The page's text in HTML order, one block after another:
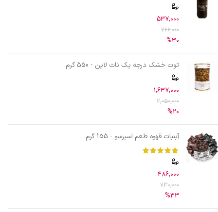
537,000
766,000
%30
توت خشک درجه یک نات لاین - 550 گرم
1,637,000
2,050,000
%20
آبنبات قهوه طعم اسپرسو - 155 گرم
486,000
730,000
%33